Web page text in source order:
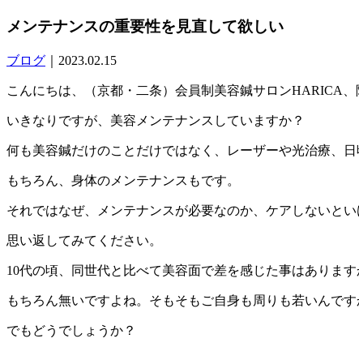
メンテナンスの重要性を見直して欲しい
ブログ ｜2023.02.15
こんにちは、（京都・二条）会員制美容鍼サロンHARICA、
いきなりですが、美容メンテナンスしていますか？
何も美容鍼だけのことだけではなく、レーザーや光治療、日
もちろん、身体のメンテナンスもです。
それではなぜ、メンテナンスが必要なのか、ケアしないとい
思い返してみてください。
10代の頃、同世代と比べて美容面で差を感じた事はありま
もちろん無いですよね。そもそもご自身も周りも若いんです
でもどうでしょうか？